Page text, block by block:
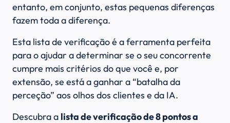
entanto, em conjunto, estas pequenas diferenças
fazem toda a diferença.
Esta lista de verificação é a ferramenta perfeita
para o ajudar a determinar se o seu concorrente
cumpre mais critérios do que você e, por
extensão, se está a ganhar a “batalha da
perceção” aos olhos dos clientes e da IA.
Descubra a lista de verificação de 8 pontos a